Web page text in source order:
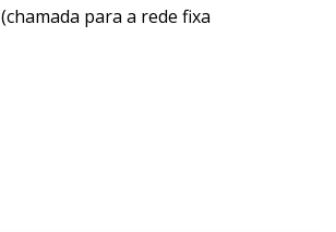
(chamada para a rede fixa